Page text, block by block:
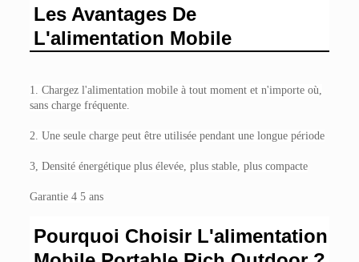
Les Avantages De
L'alimentation Mobile
1. Chargez l'alimentation mobile à tout moment et n'importe où,
sans charge fréquente.
2. Une seule charge peut être utilisée pendant une longue période
3, Densité énergétique plus élevée, plus stable, plus compacte
Garantie 4 5 ans
Pourquoi Choisir L'alimentation